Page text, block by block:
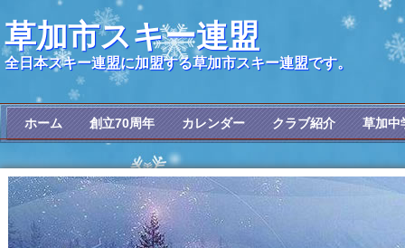
草加市スキー連盟
全日本スキー連盟に加盟する草加市スキー連盟です。
ホーム 創立70周年 カレンダー クラブ紹介 草加中